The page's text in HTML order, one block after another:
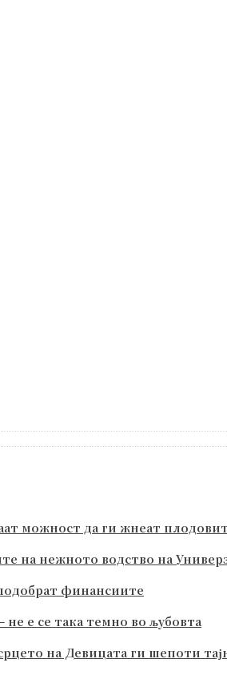
можност да ги жнеат
на нежното водство на
финансиите
е се така темно во љубовта
на Девицата ги шепоти